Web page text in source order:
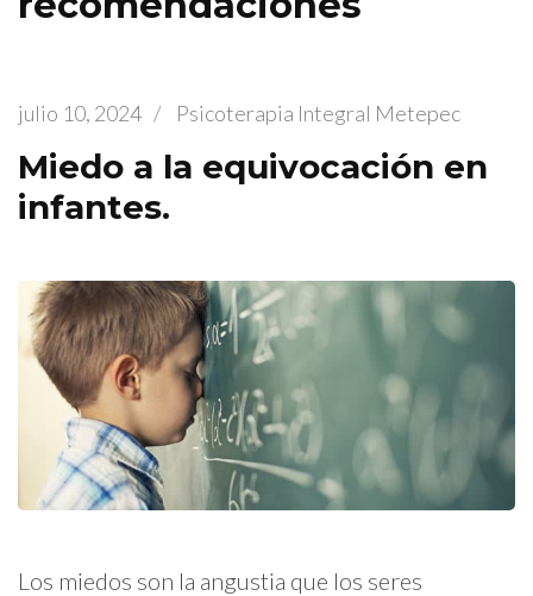
julio 10, 2024 / Psicoterapia Integral Metepec
Miedo a la equivocación en
infantes.
Los miedos son la angustia que los seres